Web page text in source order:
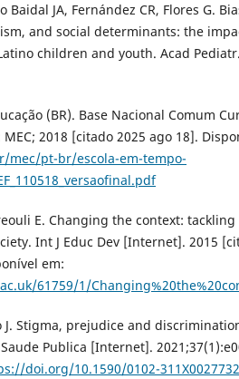
Baidal JA, Fernández CR, Flores G.
and social determinants: the
children and youth. Acad
(BR). Base Nacional Comum
2018 [citado 2025 ago 18].
mec/pt-br/escola-em-tempo-
E. Changing the context:
Int J Educ Dev [Internet]. 2015
em:
61759/1/
J. Stigma, prejudice and
Publica [Internet].
doi.org/10.1590/0102-